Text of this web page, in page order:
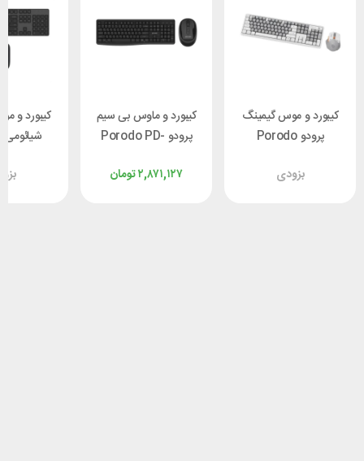
کیبورد و موس گیمینگ
پرودو Porodo
بزودی
کیبورد و ماوس بی سیم
پرودو Porodo PD-
تومان۲,۸۷۱,۱۲۷
کیبورد و